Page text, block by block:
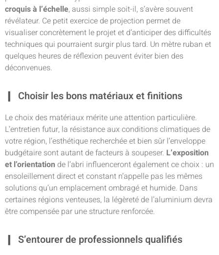
croquis à l’échelle, aussi simple soit-il, s’avère souvent
révélateur. Ce petit exercice de projection permet de
visualiser concrètement le projet et d’anticiper des difficultés
techniques qui pourraient surgir plus tard. Un mètre ruban et
quelques heures de réflexion peuvent éviter bien des
déconvenues.
Choisir les bons matériaux et finitions
Le choix des matériaux mérite une attention particulière.
L’entretien futur, la résistance aux conditions climatiques de
votre région, l’esthétique recherchée et bien sûr l’enveloppe
budgétaire sont autant de facteurs à soupeser. L’exposition
et l’orientation de l’abri influenceront également ce choix : un
ensoleillement direct et constant n’appelle pas les mêmes
solutions qu’un emplacement ombragé et humide. Dans
certaines régions venteuses, la légèreté de l’aluminium devra
être compensée par une structure renforcée.
S’entourer de professionnels qualifiés